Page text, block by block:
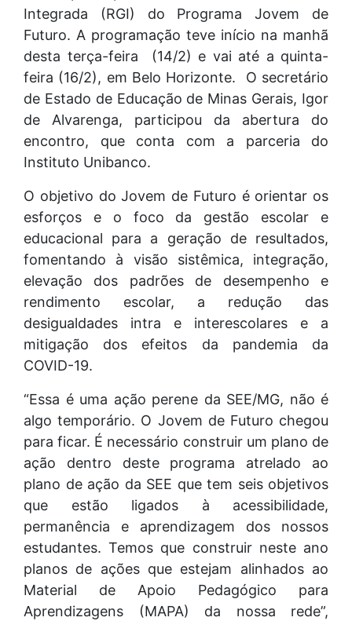
Integrada (RGI) do Programa Jovem de
Futuro. A programação teve início na manhã
desta terça-feira (14/2) e vai até a quinta-
feira (16/2), em Belo Horizonte. O secretário
de Estado de Educação de Minas Gerais, Igor
de Alvarenga, participou da abertura do
encontro, que conta com a parceria do
Instituto Unibanco.
O objetivo do Jovem de Futuro é orientar os
esforços e o foco da gestão escolar e
educacional para a geração de resultados,
fomentando à visão sistêmica, integração,
elevação dos padrões de desempenho e
rendimento escolar, a redução das
desigualdades intra e interescolares e a
mitigação dos efeitos da pandemia da
COVID-19.
“Essa é uma ação perene da SEE/MG, não é
algo temporário. O Jovem de Futuro chegou
para ficar. É necessário construir um plano de
ação dentro deste programa atrelado ao
plano de ação da SEE que tem seis objetivos
que estão ligados à acessibilidade,
permanência e aprendizagem dos nossos
estudantes. Temos que construir neste ano
planos de ações que estejam alinhados ao
Material de Apoio Pedagógico para
Aprendizagens (MAPA) da nossa rede”,